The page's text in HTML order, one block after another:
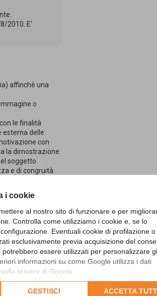
i cookie
al nostro sito di funzionare e per
Controlla come utilizziamo i cookie e, se lo
Eventuali cookie di profilazione o
esclusivamente previa acquisizione del
essere utilizzati per personalizzare
informazioni su come Google utilizza i dati
privacy di Google
completa.
GESTISCI ACCETTA
2010. E'
affinchè una
o
le finalità
esterna delle
con
la dimostrazione
soggetto
e di congruità
ossia che
di ambienti
per la Lombardia,
che vanno